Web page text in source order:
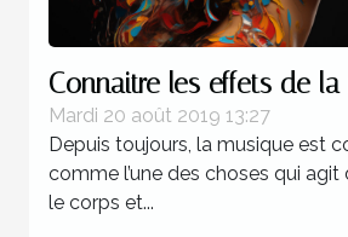
Connaitre les effets de
Mardi 20 août 2019 13:27
Depuis toujours, la musique est
comme l’une des choses qui
le corps et...